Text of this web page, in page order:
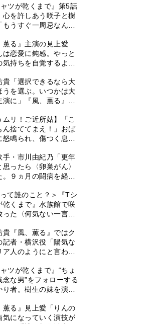
ャツが乾くまで』第5話
心を許しあう咲子と樹
もうすぐ一周忌なんで
＞
薫る』主演の見上愛
は恋愛に鈍感。やっと
気持ちを自覚するよう
貴「選択できるなら大
うを選ぶ。いつかは大
演に」『風、薫る』で
ムリ！ご近所姑】「こ
ん捨ててまえ！」おば
怒鳴られ、傷つく息
】
手・市川由紀乃「更年
思ったら〈卵巣がん〉
。９ヵ月の闘病を経て
も支えに」【2026上半
】
て誰のこと？＞『Tシ
乾くまで』水族館で咲
った〈何気ない一言〉
「子どもの話だと…」
貴『風、薫る』ではク
記者・横沢役「陽気な
ア人のようにと言われ
ャツが乾くまで』“ちょ
念な男”をフォローする
り者。樹生の妹を演じ
介＞
薫る』見上愛「りんの
気になっていく演技が